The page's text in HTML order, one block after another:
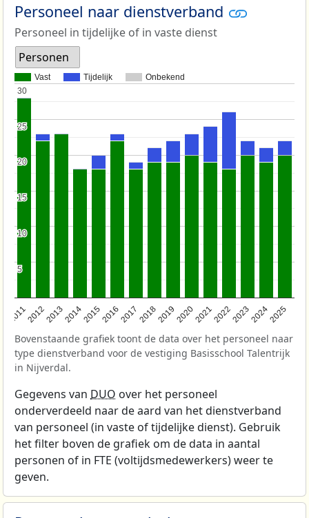
Personeel naar dienstverband
Personeel in tijdelijke of in vaste dienst
Personen
Vast Tijdelijk Onbekend
201120122013201420152016201720182019202020212022202320242025
5
5
10
10
15
15
20
20
25
25
30
30
Bovenstaande grafiek toont de data over het personeel naar
type dienstverband voor de vestiging Basisschool Talentrijk
in Nijverdal.
Gegevens van DUO over het personeel
onderverdeeld naar de aard van het dienstverband
van personeel (in vaste of tijdelijke dienst). Gebruik
het filter boven de grafiek om de data in aantal
personen of in FTE (voltijdsmedewerkers) weer te
geven.